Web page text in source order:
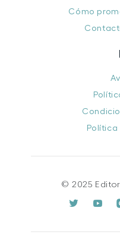
Cómo
© 2025